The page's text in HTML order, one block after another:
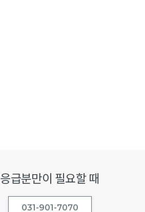
응급분만이 필요할 때
031-901-7070